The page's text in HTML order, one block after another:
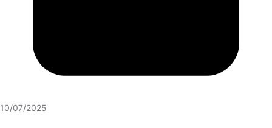
10/07/2025